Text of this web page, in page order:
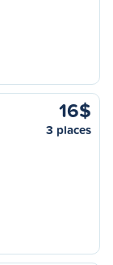
16$
3 places